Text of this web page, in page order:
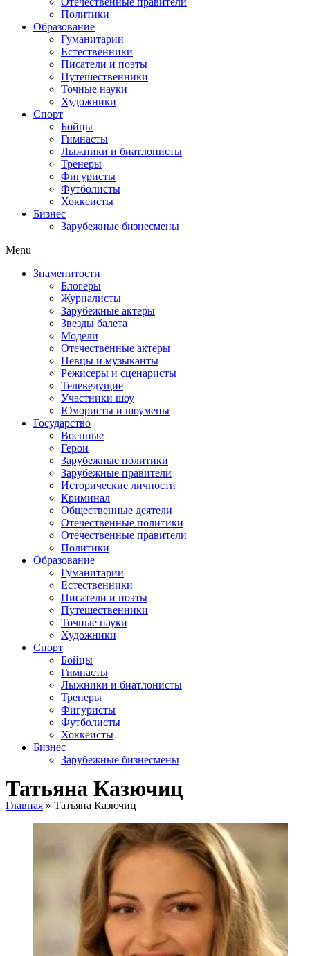
Политики
Образование
Гуманитарии
Естественники
Писатели и поэты
Путешественники
Точные науки
Художники
Спорт
Бойцы
Гимнасты
Лыжники и биатлонисты
Тренеры
Фигуристы
Футболисты
Хоккеисты
Бизнес
Зарубежные бизнесмены
Menu
Знаменитости
Блогеры
Журналисты
Зарубежные актеры
Звезды балета
Модели
Отечественные актеры
Певцы и музыканты
Режисеры и сценаристы
Телеведущие
Участники шоу
Юмористы и шоумены
Государство
Военные
Герои
Зарубежные политики
Зарубежные правители
Исторические личности
Криминал
Общественные деятели
Отечественные политики
Отечественные правители
Политики
Образование
Гуманитарии
Естественники
Писатели и поэты
Путешественники
Точные науки
Художники
Спорт
Бойцы
Гимнасты
Лыжники и биатлонисты
Тренеры
Фигуристы
Футболисты
Хоккеисты
Бизнес
Зарубежные бизнесмены
Татьяна Казючиц
Главная » Татьяна Казючиц